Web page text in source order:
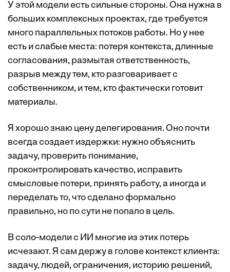
У этой модели есть сильные стороны. Она нужна в
больших комплексных проектах, где требуется
много параллельных потоков работы. Но у нее
есть и слабые места: потеря контекста, длинные
согласования, размытая ответственность,
разрыв между тем, кто разговаривает с
собственником, и тем, кто фактически готовит
материалы.
Я хорошо знаю цену делегирования. Оно почти
всегда создает издержки: нужно объяснить
задачу, проверить понимание,
проконтролировать качество, исправить
смысловые потери, принять работу, а иногда и
переделать то, что сделано формально
правильно, но по сути не попало в цель.
В соло-модели с ИИ многие из этих потерь
исчезают. Я сам держу в голове контекст клиента:
задачу, людей, ограничения, историю решений,